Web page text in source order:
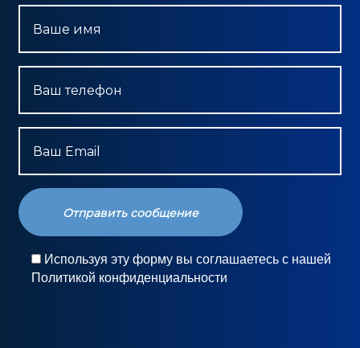
Ваше имя
Ваш телефон
Ваш Email
Используя эту форму вы соглашаетесь с нашей
Политикой конфиденциальности